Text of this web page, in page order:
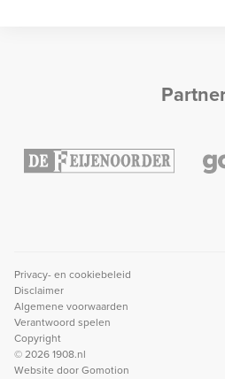
Privacy- en cookiebeleid
Disclaimer
Algemene voorwaarden
Verantwoord spelen
Copyright
© 2026 1908.nl
Website doorGomotion